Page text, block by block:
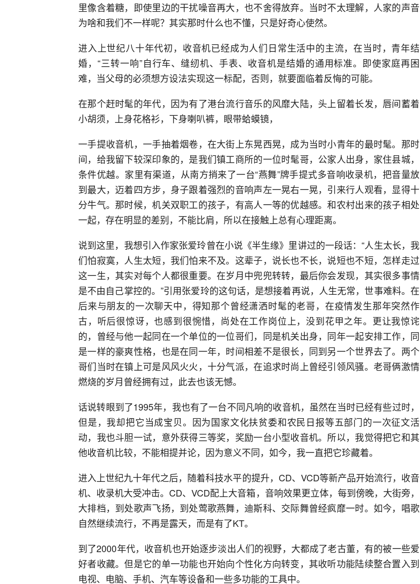
里像含着糖，即使里边的干扰噪音再大，也不舍得放弃。当时不太理解，人家的声音
为啥和我们不一样呢？其实那时什么也不懂，只是好奇心使然。
进入上世纪八十年代初，收音机已经成为人们日常生活中的主流，在当时，青年结
婚，“三转一响”自行车、缝纫机、手表、收音机是结婚的通用标准。即使家庭再困
难，当父母的必须想方设法实现这一标配，否则，就要面临着反悔的可能。
在那个赶时髦的年代，因为有了港台流行音乐的风靡大陆，头上留着长发，唇间蓄着
小胡须，上身花格衫，下身喇叭裤，眼带蛤蟆镜，
一手提收音机，一手抽着烟卷，在大街上东晃西晃，成为当时小青年的最时髦。那时
间，给我留下较深印象的，是我们镇工商所的一位时髦哥，公家人出身，家住县城，
条件优越。家里有渠道，从南方捎来了一台“燕舞”牌手提式多音响收录机，把音量放
到最大，迈着四方步，身子跟着强烈的音响声左一晃右一晃，引来行人观看，显得十
分牛气。那时候，机关双职工的孩子，有高人一等的优越感。和农村出来的孩子相处
一起，存在明显的差别，不能比肩，所以在接触上总有心理距离。
说到这里，我想引入作家张爱玲曾在小说《半生缘》里讲过的一段话：“人生太长，我
们怕寂寞，人生太短，我们怕来不及。这辈子，说长也不长，说短也不短，怎样走过
这一生，其实对每个人都很重要。在岁月中兜兜转转，最后你会发现，其实很多事情
是不由自己掌控的。”引用张爱玲的这句话，是想接着再说，人生无常，世事难料。在
后来与朋友的一次聊天中，得知那个曾经潇洒时髦的老哥，在疫情发生那年突然作
古，听后很惊讶，也感到很惋惜，尚处在工作岗位上，没到花甲之年。更让我惊诧
的，曾经与他一起同在一个单位的一位哥们，同是机关出身，同年一起安排工作，同
是一样的豪爽性格，也是在同一年，时间相差不是很长，同到另一个世界去了。两个
哥们当时在镇上可是风风火火，十分气派，在追求时尚上曾经引领风骚。老哥俩激情
燃烧的岁月曾经拥有过，此去也该无憾。
话说转眼到了1995年，我也有了一台不同凡响的收音机，虽然在当时已经有些过时，
但是，我却把它当成宝贝。因为国家文化扶贫委和农民日报等五部门的一次征文活
动，我也斗胆一试，意外获得三等奖，奖励一台小型收音机。所以，我觉得把它和其
他收音机比较，不能相提并论，因为意义不同，如今，我一直把它珍藏着。
进入上世纪九十年代之后，随着科技水平的提升，CD、VCD等新产品开始流行，收音
机、收录机大受冲击。CD、VCD配上大音箱，音响效果更立体，每到傍晚，大街旁，
大排档，到处歌声飞扬，到处莺歌燕舞，迪斯科、交际舞曾经疯靡一时。如今，唱歌
自然继续流行，不再是露天，而是有了KT。
到了2000年代，收音机也开始逐步淡出人们的视野，大都成了老古董，有的被一些爱
好者收藏。但是它的单一功能也开始向个性化方向转变，其收听功能陆续整合置入到
电视、电脑、手机、汽车等设备和一些多功能的工具中。